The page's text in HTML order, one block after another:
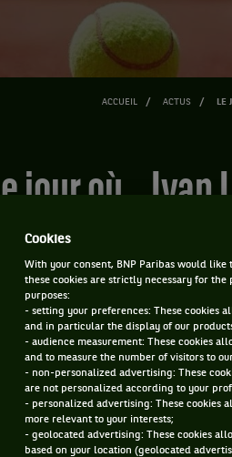
ACCUEIL ACTUS LE
Cookies
With your consent, BNP Paribas would like
these cookies are strictly necessary for
purposes:
- setting your preferences: These cookies
and in particular the display of our
- audience measurement: These cookies
and to measure the number of visitors to
- non-personalized advertising: These
are not personalized according to your
- personalized advertising: These cookies
more relevant to your interests;
- geolocated advertising: These cookies
based on your location (geolocated